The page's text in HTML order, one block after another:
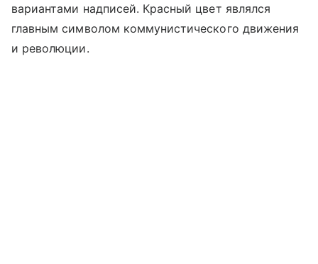
вариантами надписей. Красный цвет являлся
главным символом коммунистического движения
и революции.